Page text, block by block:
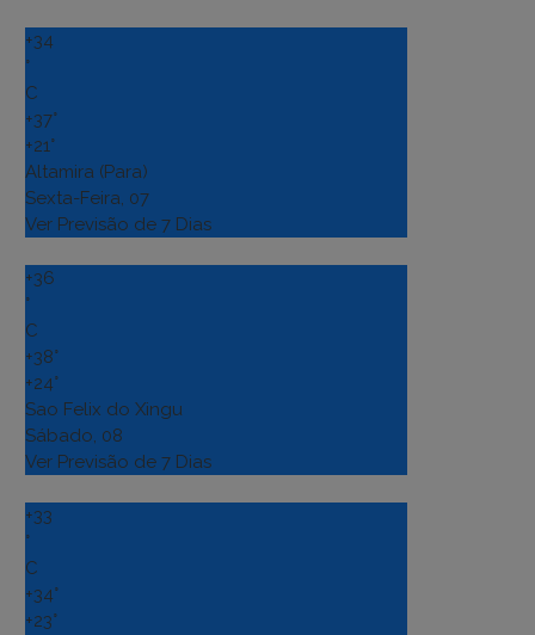
+34
°
C
+37°
+21°
Altamira (Para)
Sexta-Feira, 07
Ver Previsão de 7 Dias
+36
°
C
+38°
+24°
Sao Felix do Xingu
Sábado, 08
Ver Previsão de 7 Dias
+33
°
C
+34°
+23°